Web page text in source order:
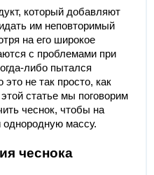
который добавляют
им неповторимый
на его широкое
с проблемами при
либо пытался
это не так просто, как
статье мы поговорим
чеснок, чтобы на
массу.
чеснока